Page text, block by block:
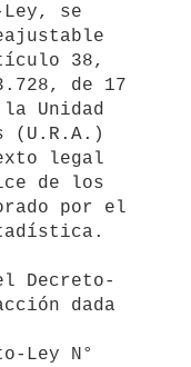
se
38,
de 17
Unidad
(U.R.A.)
legal
de los
por el
Decreto-
dada
Ley N°